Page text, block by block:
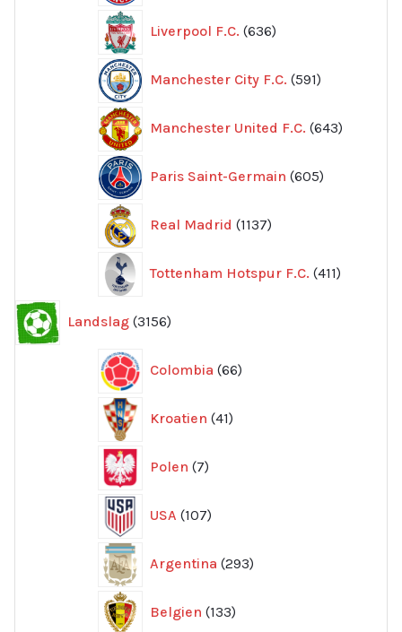
Liverpool F.C. 636
produkter
Manchester City F.C. 591
produkter
Manchester United F.C. 643
Paris Saint-Germain 605
produkter
Real Madrid 1137
produkter
Tottenham Hotspur F.C. 411
produkter
Landslag 3156
produkter
Colombia 66
produkter
Kroatien 41
produkter
Polen 7
produkter
USA 107
produkter
Argentina 293
produkter
Belgien 133
produkter